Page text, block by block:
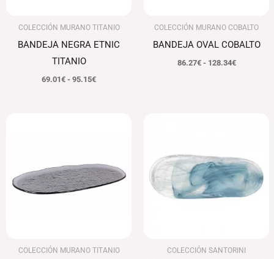
COLECCIÓN MURANO TITANIO
BANDEJA NEGRA ETNIC
TITANIO
69.01€ - 95.15€
COLECCIÓN MURANO COBALTO
BANDEJA OVAL COBALTO
86.27€ - 128.34€
COLECCIÓN MURANO TITANIO
hasta
95.15€
COLECCIÓN SANTORINI
116.80€.113.30€.